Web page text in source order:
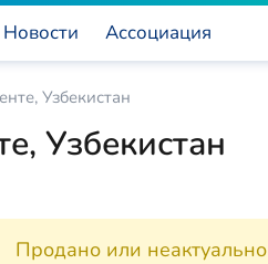
Новости Ассоциация
Узбекистан
Узбекистан
Продано или неактуально